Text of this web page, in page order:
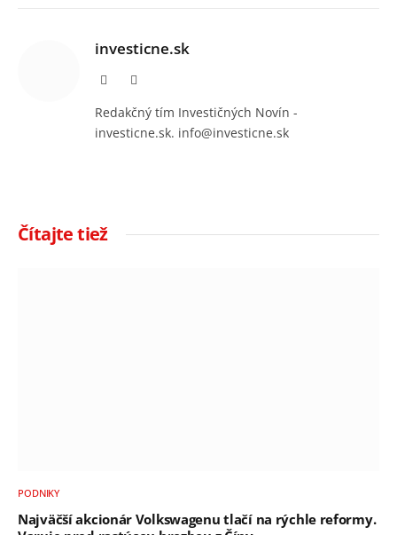
investicne.sk
Facebook
Redakčný tím Investičných Novín -
investicne.sk. info@investicne.sk
Čítajte tiež
PODNIKY
Najväčší akcionár Volkswagenu tlačí na rýchle reformy.